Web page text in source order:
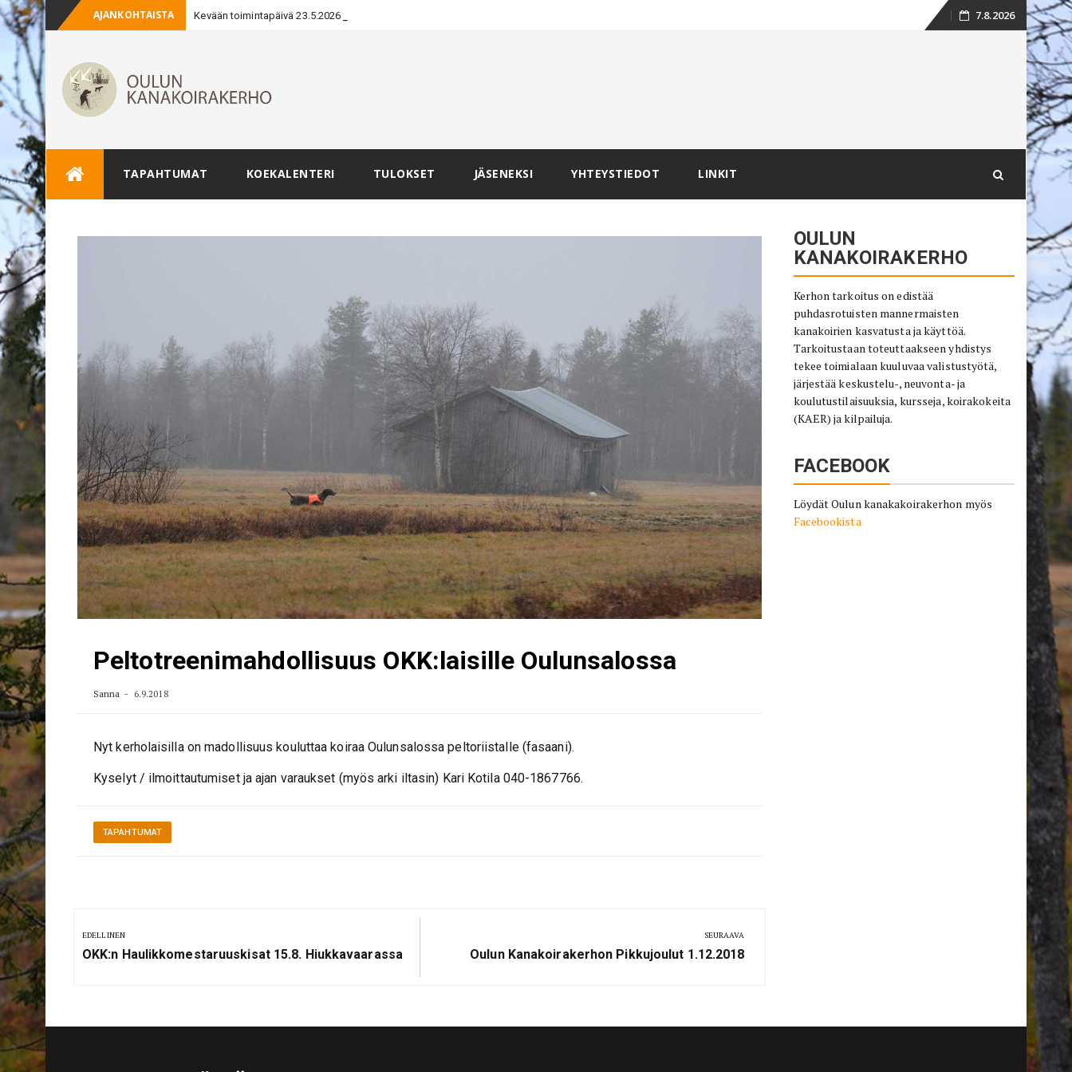
AJANKOHTAISTA Kevään toimintapäivä 23.5.2026
Skip
7.8.2026
TAPAHTUMAT KOEKALENTERI TULOKSET JÄSENEKSI YHTEYSTIEDOT LINKIT
Peltotreenimahdollisuus OKK:laisille Oulunsalossa
Sanna 6.9.2018
Nyt kerholaisilla on madollisuus kouluttaa koiraa Oulunsalossa peltoriistalle (fasaani).
Kyselyt / ilmoittautumiset ja ajan varaukset (myös arki iltasin) Kari Kotila 040-1867766.
TAPAHTUMAT
selaus
EDELLINEN
Previous
OKK:n Haulikkomestaruuskisat 15.8. Hiukkavaarassa
SEURAAVA
Next
Oulun Kanakoirakerhon Pikkujoulut 1.12.2018
OULUN
KANAKOIRAKERHO
Kerhon tarkoitus on edistää
puhdasrotuisten mannermaisten
kanakoirien kasvatusta ja käyttöä.
Tarkoitustaan toteuttaakseen yhdistys
tekee toimialaan kuuluvaa valistustyötä,
järjestää keskustelu-, neuvonta- ja
koulutustilaisuuksia, kursseja, koirakokeita
(KAER) ja kilpailuja.
FACEBOOK
Löydät Oulun kanakakoirakerhon myös
Facebookista